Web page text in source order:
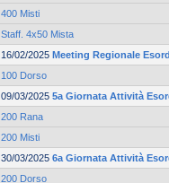
400 Misti
Staff. 4x50 Mista
16/02/2025 Meeting Regionale
100 Dorso
09/03/2025 5a Giornata Attività
200 Rana
200 Misti
30/03/2025 6a Giornata Attività
200 Dorso